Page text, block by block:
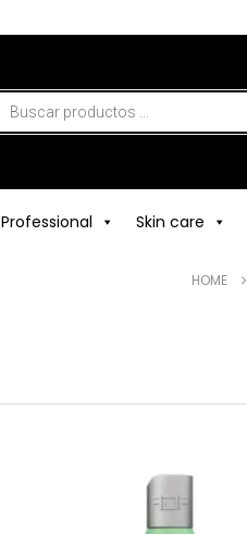
Professional Skin care
HOME